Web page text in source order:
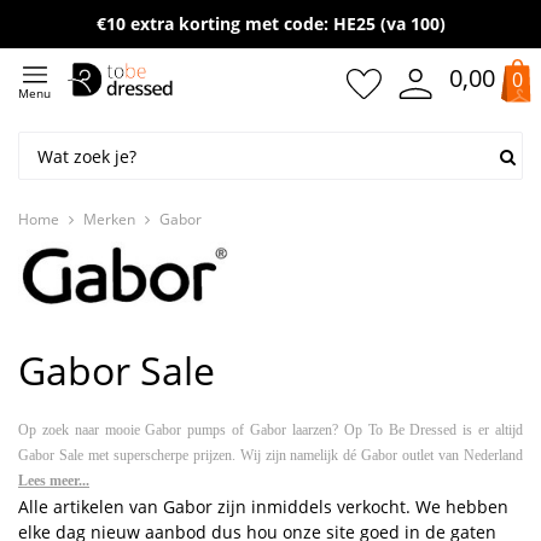
€10 extra korting met code: HE25 (va 100)
Gratis verzending vanaf 50,- (NL)
Home Merken Gabor
Gabor Sale
Op zoek naar mooie Gabor pumps of Gabor laarzen? Op To Be Dressed is er altijd
Gabor Sale met superscherpe prijzen. Wij zijn namelijk dé Gabor outlet van Nederland
en België, met kortingen die kunnen oplopen tot wel -80%!
Gabor schoenen
Lees meer...
Alle artikelen van Gabor zijn inmiddels verkocht. We hebben
elke dag nieuw aanbod dus hou onze site goed in de gaten
Menu 0,00 0